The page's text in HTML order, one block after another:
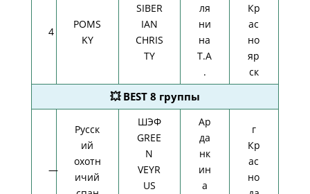
4
POMS
KY
SIBER
IAN
CHRIS
TY
ля
ни
на
Т.А
.
Кр
ас
но
яр
ск
💥 BEST 8 группы
—
Русск
ий
охотн
ичий
ШЭФ
GREE
N
VEYR
US
Ар
да
нк
ин
а
г
Кр
ас
но